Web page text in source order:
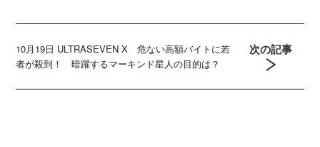
10月19日 ULTRASEVEN X 危ない高額バイトに若
者が殺到！ 暗躍するマーキンド星人の目的は？
次の記事